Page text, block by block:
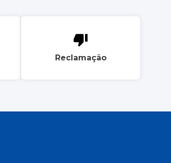
Reclamação